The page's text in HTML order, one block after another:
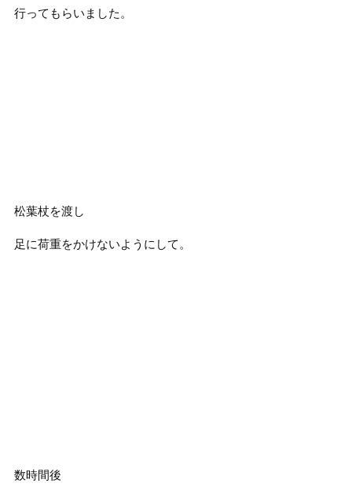
行ってもらいました。
松葉杖を渡し
足に荷重をかけないようにして。
数時間後